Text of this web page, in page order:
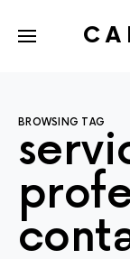
BROWSING TAG